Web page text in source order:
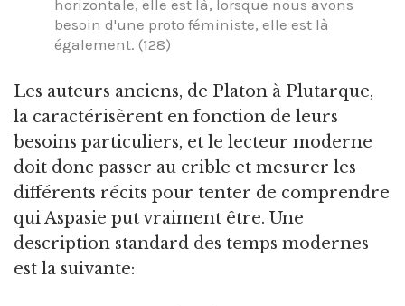
horizontale, elle est là, lorsque nous avons
besoin d'une proto féministe, elle est là
également. (128)
Les auteurs anciens, de Platon à Plutarque,
la caractérisèrent en fonction de leurs
besoins particuliers, et le lecteur moderne
doit donc passer au crible et mesurer les
différents récits pour tenter de comprendre
qui Aspasie put vraiment être. Une
description standard des temps modernes
est la suivante: